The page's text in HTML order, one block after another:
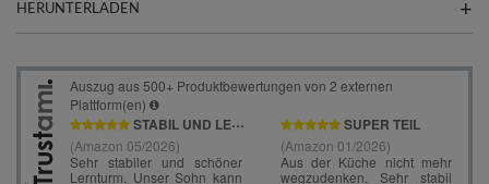
HERUNTERLADEN